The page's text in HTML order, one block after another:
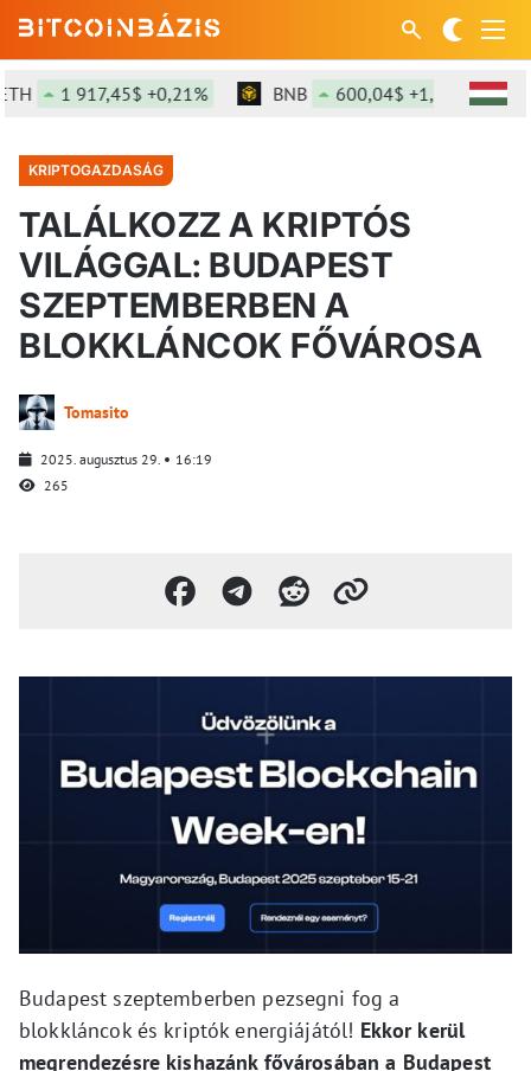
1 917,45$ +0,21% BNB 600,04$ +1,35% SOL
KRIPTOGAZDASÁG
TALÁLKOZZ A KRIPTÓS
VILÁGGAL: BUDAPEST
SZEPTEMBERBEN A
BLOKKLÁNCOK FŐVÁROSA
Tomasito
2025. augusztus 29.
16:19
265
Budapest szeptemberben pezsegni fog a
blokkláncok és kriptók energiájától! Ekkor kerül
megrendezésre kishazánk fővárosában a Budapest